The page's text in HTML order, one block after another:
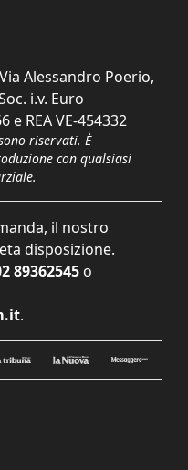
Alessandro Poerio,
i.v. Euro
e REA VE-454332
riservati. È
con qualsiasi
il nostro
disposizione.
89362545 o
.